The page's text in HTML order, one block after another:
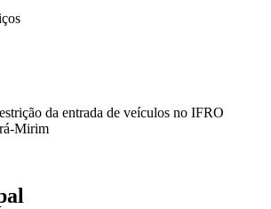
da entrada de veículos no IFRO
Mirim